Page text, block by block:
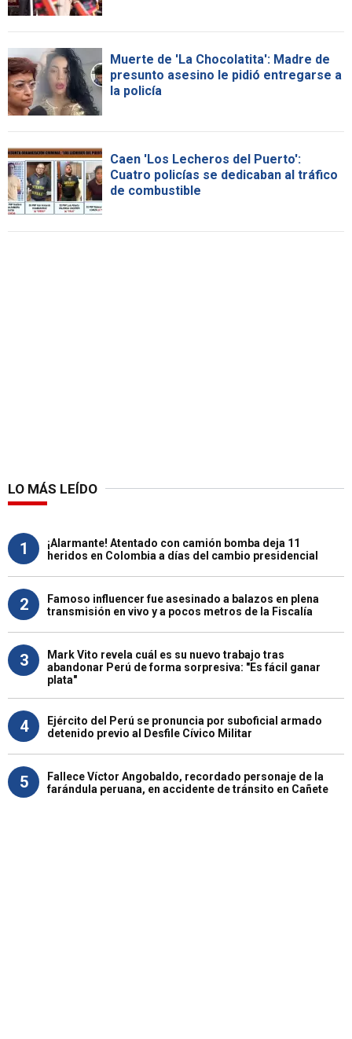
Muerte de 'La Chocolatita': Madre de
presunto asesino le pidió entregarse a
la policía
Caen 'Los Lecheros del Puerto':
Cuatro policías se dedicaban al tráfico
de combustible
LO MÁS LEÍDO
1
¡Alarmante! Atentado con camión bomba deja 11
heridos en Colombia a días del cambio presidencial
2
Famoso influencer fue asesinado a balazos en plena
transmisión en vivo y a pocos metros de la Fiscalía
3
Mark Vito revela cuál es su nuevo trabajo tras
abandonar Perú de forma sorpresiva: "Es fácil ganar
plata"
4
Ejército del Perú se pronuncia por suboficial armado
detenido previo al Desfile Cívico Militar
5
Fallece Víctor Angobaldo, recordado personaje de la
farándula peruana, en accidente de tránsito en Cañete